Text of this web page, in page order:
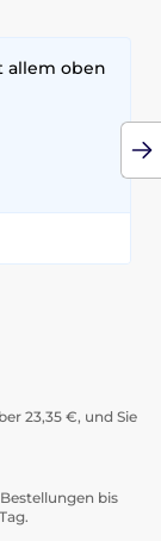
allem oben
23,35 €, und Sie
bis